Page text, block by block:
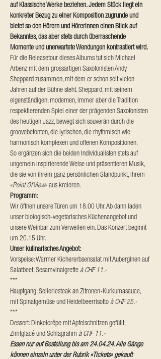
auf Klassische Werke beziehen. Jedem Stück liegt ein
konkreter Bezug zu einer Komposition zugrunde und
bietet so den Hörern und Hörerinnen einen Blick auf
Bekanntes, das aber stets durch überraschende
Momente und unerwartete Wendungen kontrastiert wird.
Für die Releasetour dieses Albums tut sich Michael
Arbenz mit dem grossartigen Saxofonisten Andy
Sheppard zusammen, mit dem er schon seit vielen
Jahren auf der Bühne steht. Sheppard, mit seinem
eigenständigen, modernen, immer aber die Tradition
respektierenden Spiel einer der prägenden Saxofonisten
des heutigen Jazz, bewegt sich souverän durch die
groovebetonten, die lyrischen, die rhythmisch wie
harmonisch komplexen und offenen Kompositionen.
So ergänzen sich die beiden Individualisten stets auf
ungemein inspirierende Weise und präsentieren Musik,
die sie von ihrem ganz persönlichen Standpunkt, ihrem
«Point Of View» aus kreieren.
Programm:
Wir öffnen unsere Türen um 18.00 Uhr. Ab dann laden
unser biologisch-vegetarisches Küchenangebot und
unsere Weinbar zum Verweilen ein. Das Konzert beginnt
um 20.15 Uhr.
Unser kulinarisches Angebot:
Vorspeise: Warmer Kichererbsensalat mit Auberginen auf
Salatbeet, Sesamvinaigrette à CHF 11.-
***
Hauptgang: Selleriesteak an Zitronen-Kurkumasauce,
mit Spinatgemüse und Heidelbeerrisotto à CHF 25.-
***
Dessert: Dinkelcrêpe mit Apfelschnitzen gefüllt,
Zimtglacé und Schlagrahm à CHF 11.-
Essen nur auf Bestellung bis am 24.04.24. Alle Gänge
können einzeln unter der Rubrik «Tickets» gekauft